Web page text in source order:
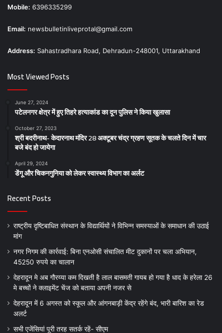
Mobile: 6396335299
Email: newsbulletinliveprotal@gmail.com
Address: Sahastradhara Road, Dehradun-248001, Uttarakhand
Most Viewed Posts
June 27, 2024
पटेलनगर क्षेत्र में हुए तिहरे हत्याकांड का दून पुलिस ने किया खुलासा
October 27, 2023
श्री बदरीनाथ- केदारनाथ मंदिर 28 अक्टूबर चंद्र ग्रहण सूतक के चलते दिन में चार
बजे बंद हो जायेगा
April 29, 2024
डेंगू और चिकनगुनिया को लेकर स्वास्थ्य विभाग का अर्लट
Recent Posts
राष्ट्रीय दृष्टिबाधित संस्थान के विद्यार्थियों ने विभिन्न समस्याओं के समाधान की उठाई
मांग
नगर निगम की कार्रवाई: बिना एनओसी संचालित मीट दुकानों पर चला अभियान,
45250 रुपये का चालान
देहरादून मे अब गौरय्या कम दिखती है लाल बासमती गायब हो गया है धाद के हरेला 26
मे बच्चों ने क्लाइमेंट चेंज को बताया अपनी नजर से
देहरादून में 6 अगस्त को स्कूल और आंगनबाड़ी केंद्र रहेंगे बंद, भारी बारिश का रेड
अलर्ट
सभी एजेंसियां पूरी तरह सतर्क रहें- सीएम